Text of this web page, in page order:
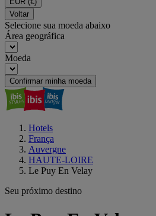
Voltar
Selecione sua moeda abaixo
Área geográfica
Moeda
Confirmar minha moeda
Hotels
França
Auvergne
HAUTE-LOIRE
Le Puy En Velay
Seu próximo destino